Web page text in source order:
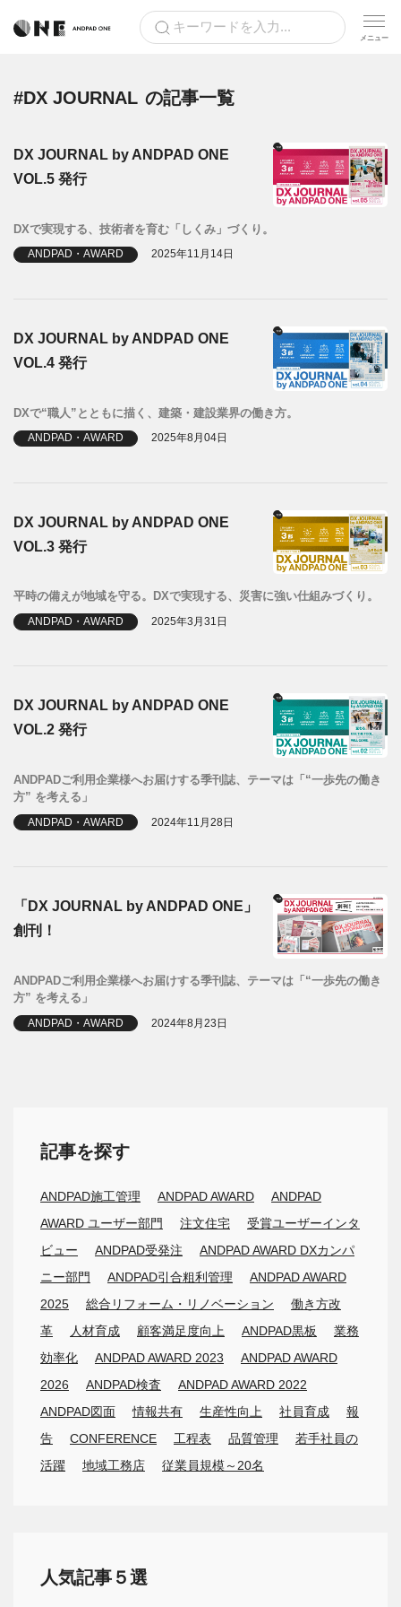
#DX JOURNAL の記事一覧
DX JOURNAL by ANDPAD ONE
VOL.5 発行
DXで実現する、技術者を育む「しくみ」づくり。
ANDPAD・AWARD 2025年11月14日
DX JOURNAL by ANDPAD ONE
VOL.4 発行
DXで“職人”とともに描く、建築・建設業界の働き方。
ANDPAD・AWARD 2025年8月04日
DX JOURNAL by ANDPAD ONE
VOL.3 発行
平時の備えが地域を守る。DXで実現する、災害に強い仕組みづくり。
ANDPAD・AWARD 2025年3月31日
DX JOURNAL by ANDPAD ONE
VOL.2 発行
ANDPADご利用企業様へお届けする季刊誌、テーマは「“一歩先の働き
方” を考える」
ANDPAD・AWARD 2024年11月28日
「DX JOURNAL by ANDPAD ONE」
創刊！
ANDPADご利用企業様へお届けする季刊誌、テーマは「“一歩先の働き
方” を考える」
ANDPAD・AWARD 2024年8月23日
記事を探す
ANDPAD施工管理 ANDPAD AWARD
ANDPAD
AWARD ユーザー部門
注文住宅
受賞ユーザーインタ
ビュー
ANDPAD受発注
ANDPAD AWARD DXカンパ
ニー部門
ANDPAD引合粗利管理
ANDPAD AWARD
2025
総合リフォーム・リノベーション
働き方改
革
人材育成 顧客満足度向上 ANDPAD黒板
業務
効率化
ANDPAD AWARD 2023
ANDPAD AWARD
2026
ANDPAD検査
ANDPAD AWARD 2022
ANDPAD図面
情報共有 生産性向上 社員育成
報
告
CONFERENCE 工程表 品質管理
若手社員の
活躍
地域工務店 従業員規模～20名
人気記事５選